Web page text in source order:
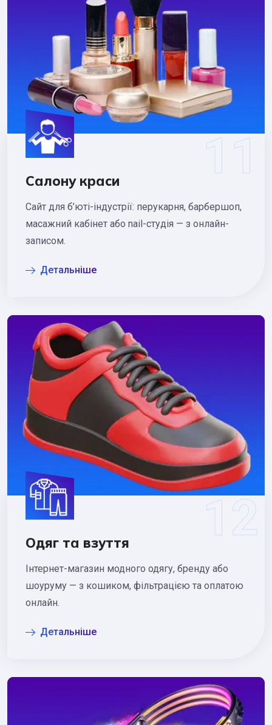
Салону краси
Сайт для б’юті-індустрії: перукарня, барбершоп,
масажний кабінет або nail-студія — з онлайн-
записом.
Детальніше
Одяг та взуття
Інтернет-магазин модного одягу, бренду або
шоуруму — з кошиком, фільтрацією та оплатою
онлайн.
Детальніше